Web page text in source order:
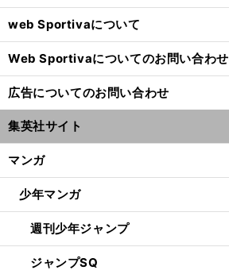
web Sportivaについて
Web Sportivaについてのお問い合わせ
広告についてのお問い合わせ
集英社サイト
マンガ
少年マンガ
週刊少年ジャンプ
ジャンプSQ